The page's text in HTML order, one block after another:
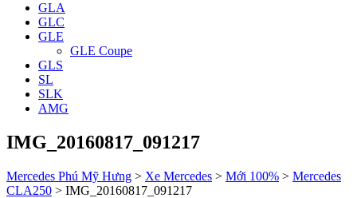
GLA
GLC
GLE
GLE Coupe
GLS
SL
SLK
AMG
IMG_20160817_091217
Mercedes Phú Mỹ Hưng > Xe Mercedes > Mới 100% > Mercedes
CLA250 > IMG_20160817_091217